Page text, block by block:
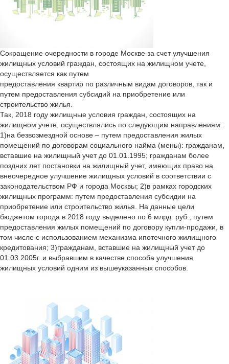
Сокращение очередности в городе Москве за счет улучшения
жилищных условий граждан, состоящих на жилищном учете,
осуществляется как путем
предоставления квартир по различным видам договоров, так и
путем предоставления субсидий на приобретение или
строительство жилья.
Так, 2018 году жилищные условия граждан, состоящих на
жилищном учете, осуществлялись по следующим направлениям:
1)на безвозмездной основе – путем предоставления жилых
помещений по договорам социального найма (мены): гражданам,
вставшие на жилищный учет до 01.01.1995; гражданам более
поздних лет постановки на жилищный учет, имеющих право на
внеочередное улучшение жилищных условий в соответствии с
законодательством РФ и города Москвы; 2)в рамках городских
жилищных программ: путем предоставления субсидии на
приобретение или строительство жилья. На данные цели
бюджетом города в 2018 году выделено по 6 млрд. руб.; путем
предоставления жилых помещений по договору купли-продажи, в
том числе с использованием механизма ипотечного жилищного
кредитования; 3)гражданам, вставшие на жилищный учет до
01.03.2005г. и выбравшим в качестве способа улучшения
жилищных условий одним из вышеуказанных способов.